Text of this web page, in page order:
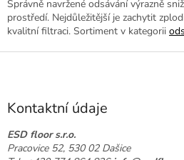
Správně navržené odsávání výrazně
prostředí. Nejdůležitější je zachytit
kvalitní filtraci. Sortiment v kategorii
Z
Kontaktní údaje
ESD floor s.r.o.
Pracovice 52, 530 02 Dašice